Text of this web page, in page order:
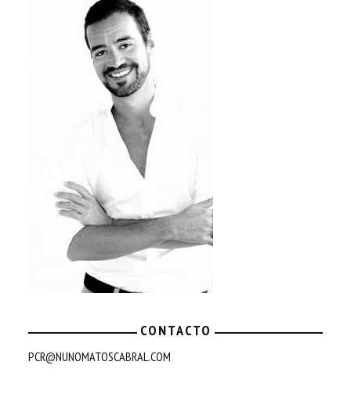
CONTACTO
PCR@NUNOMATOSCABRAL.COM